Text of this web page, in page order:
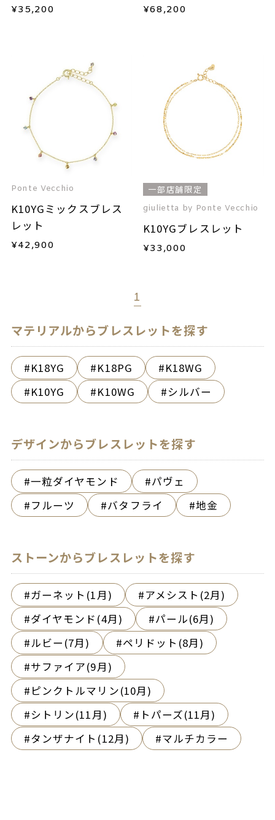
ット
¥35,200 ンドブレスレット
¥68,200
Ponte Vecchio
K10YGミックスブレス
レット
¥42,900
一部店舗限定
giulietta by Ponte Vecchio
K10YGブレスレット
¥33,000
1
マテリアルからブレスレットを探す
K18YG K18PG
K18WG
K10YG
K10WG シルバー
デザインからブレスレットを探す
一粒ダイヤモンド
パヴェ
フルーツ
バタフライ 地金
ストーンからブレスレットを探す
ガーネット(1月)
アメシスト(2月)
ダイヤモンド(4月)
パール(6月)
ルビー(7月)
ペリドット(8月)
サファイア(9月)
ピンクトルマリン(10月)
シトリン(11月)
トパーズ(11月)
タンザナイト(12月)
マルチカラー